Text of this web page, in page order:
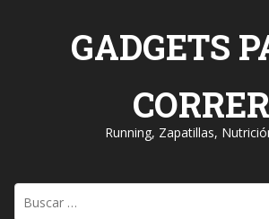
GADGETS
CORRER
Running, Zapatillas,